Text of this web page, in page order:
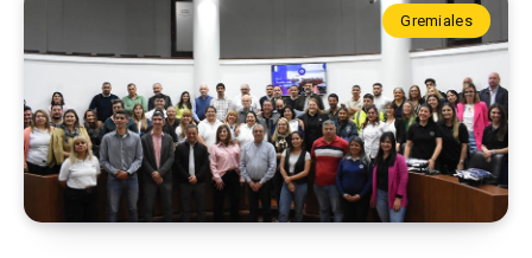
Gremiales